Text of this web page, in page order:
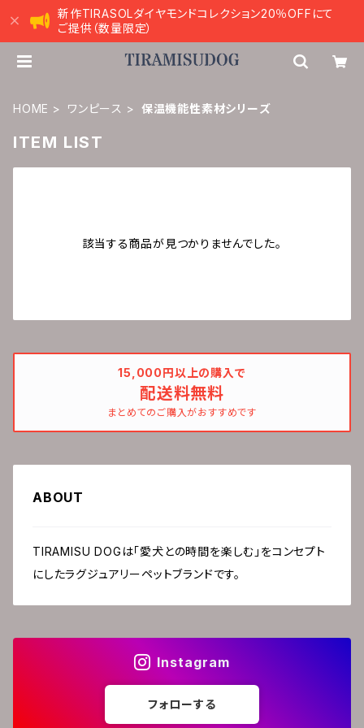
新作TIRASOLダイヤモンドコレクション20％OFFにて
ご提供（数量限定）
HOME ワンピース 保温機能性素材シリーズ
ITEM LIST
該当する商品が見つかりませんでした。
15,000円以上の購入で
配送料無料
まとめてのご購入がおすすめです
ABOUT
TIRAMISU DOGは「愛犬との時間を楽しむ」をコンセプト
にしたラグジュアリーペットブランドです。
Instagram
フォローする